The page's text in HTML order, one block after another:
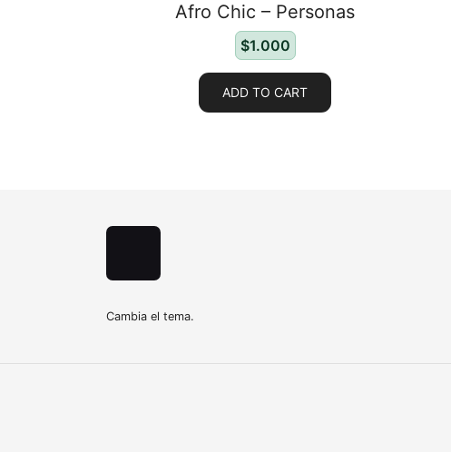
Afro Chic – Personas
$1.000
ADD TO CART
Cambia el tema.